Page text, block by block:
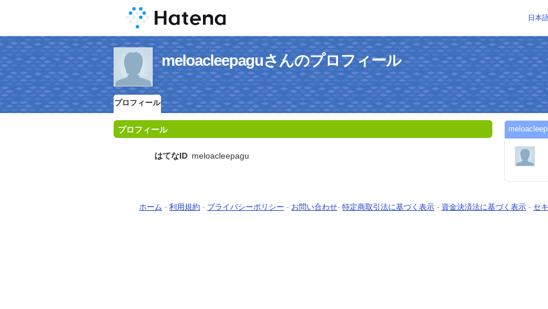
日本
meloacleepaguさんのプロフィール
プロフィール
プロフィール
はてなID meloacleepagu
ホーム - 利用規約 - プライバシーポリシー - お問い合わせ- 特定商取引法に基づく表示 - 資金決済法に基づく表示 - セ